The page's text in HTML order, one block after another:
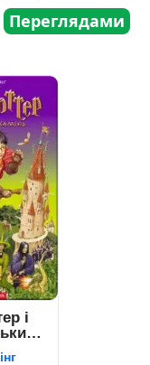
Переглядами
і